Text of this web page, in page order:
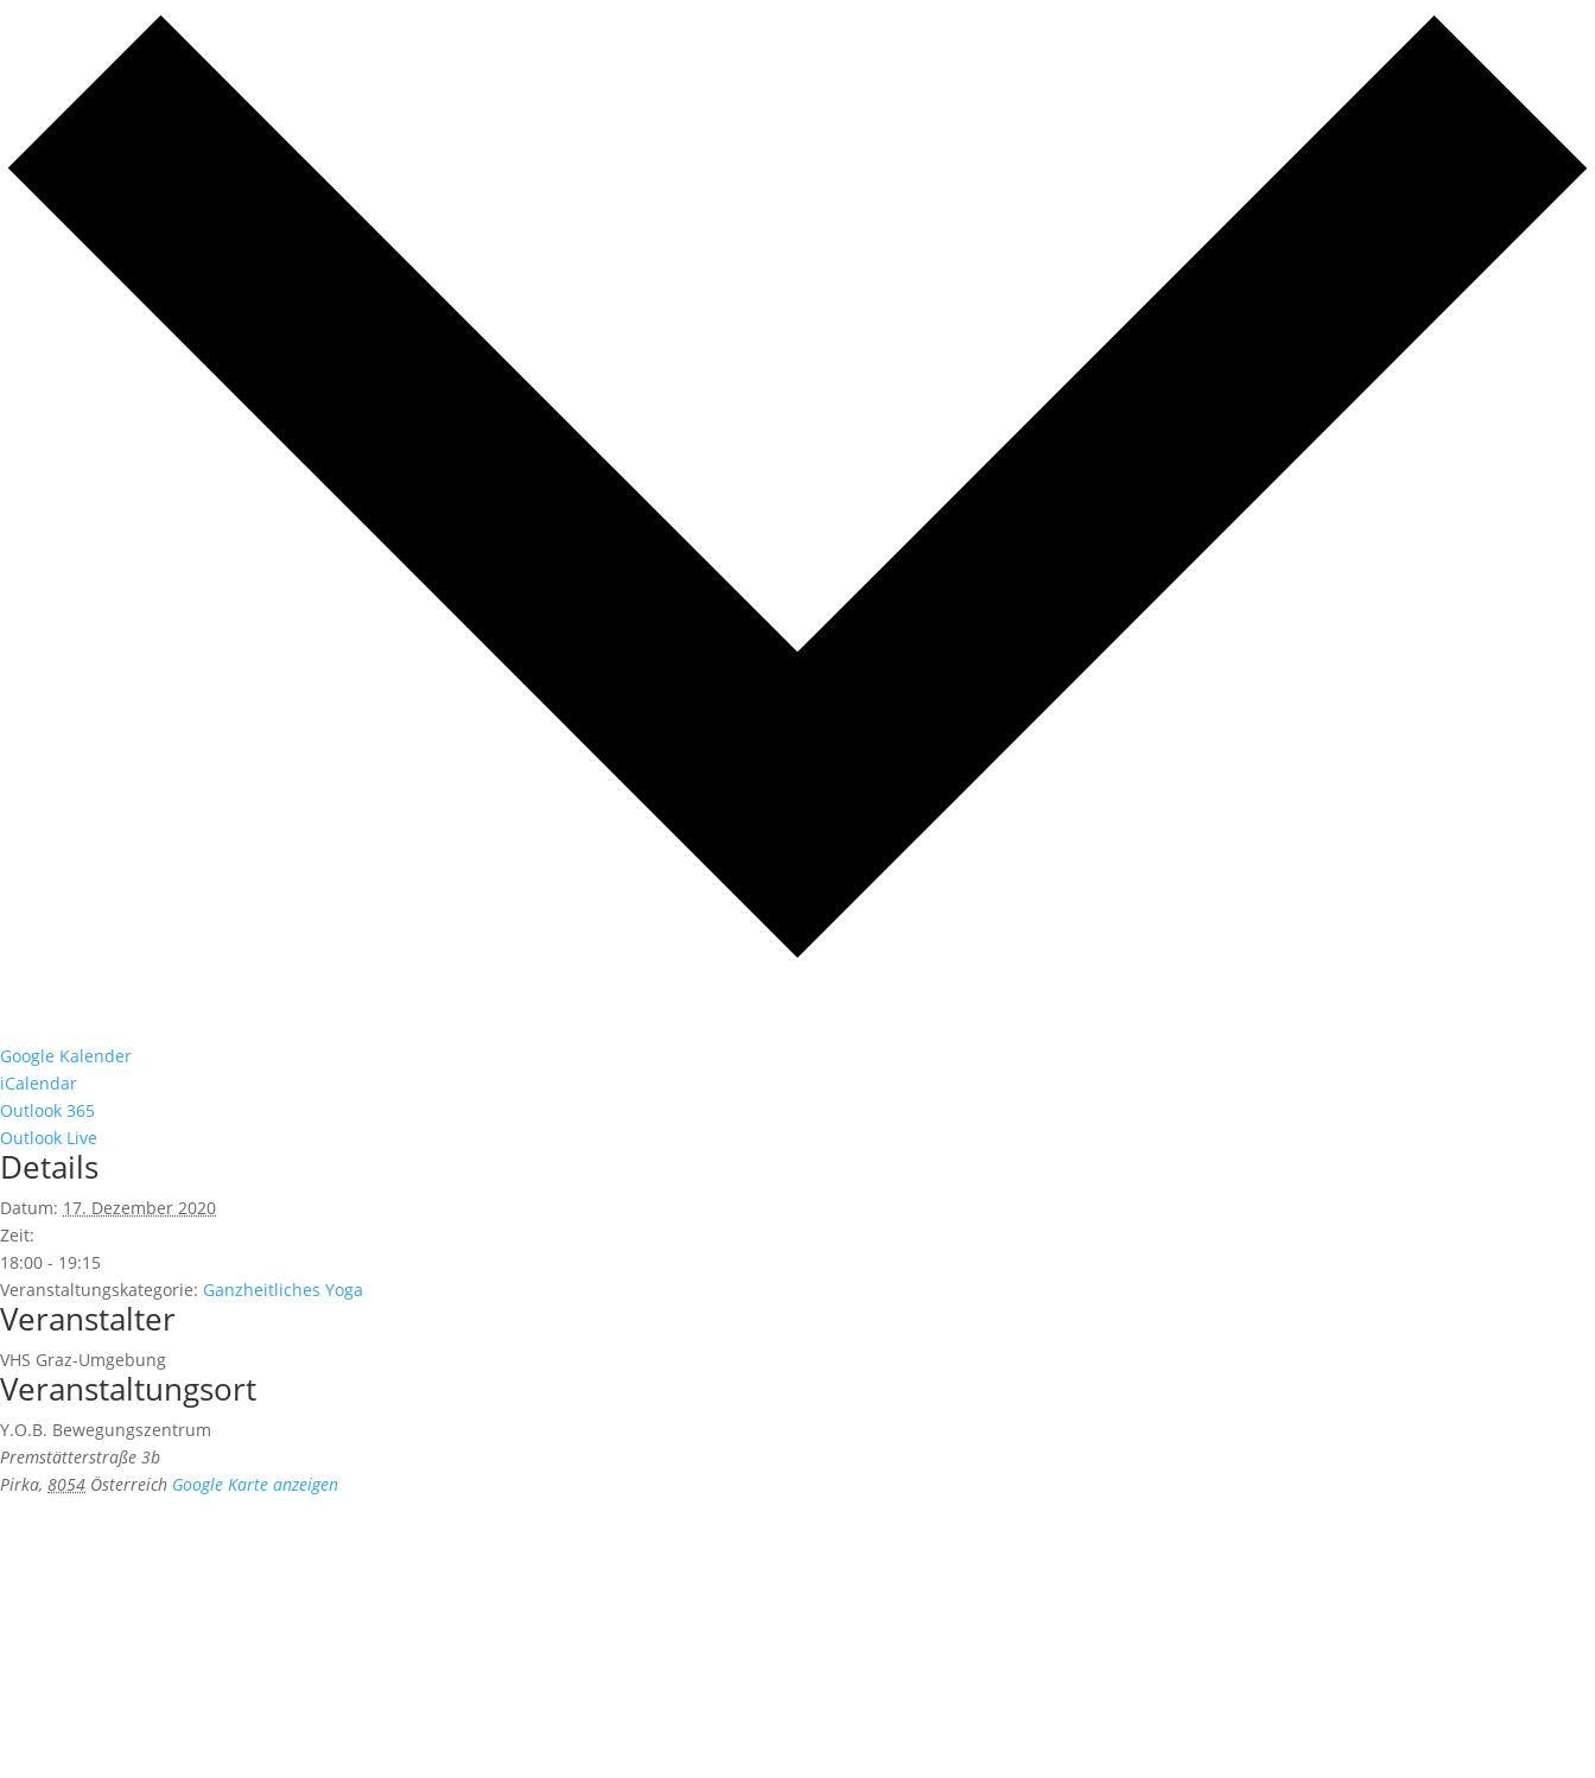
Google Kalender
iCalendar
Outlook 365
Outlook Live
Details
Datum: 17. Dezember 2020
Zeit:
18:00 - 19:15
Veranstaltungskategorie: Ganzheitliches Yoga
Veranstalter
VHS Graz-Umgebung
Veranstaltungsort
Y.O.B. Bewegungszentrum
Premstätterstraße 3b
Pirka, 8054 Österreich Google Karte anzeigen